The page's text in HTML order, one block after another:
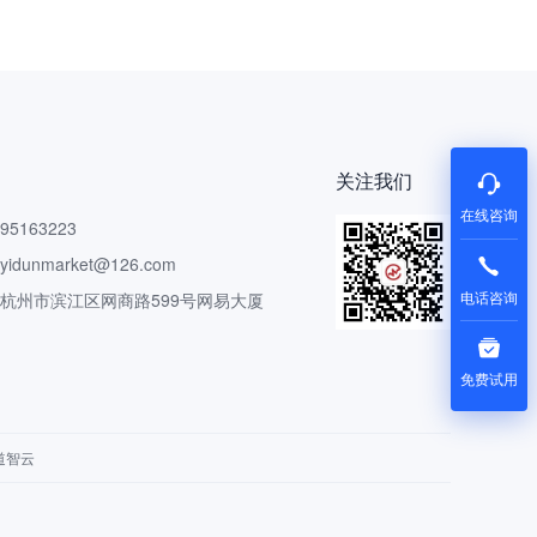
州市滨江区网商路599号网易大厦
关注我们
智云
在线咨询
电话咨询
免费试用